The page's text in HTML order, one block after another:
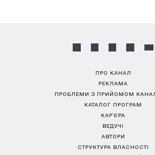
ПРО КАНАЛ
РЕКЛАМА
ПРОБЛЕМИ З ПРИЙОМОМ
КАТАЛОГ ПРОГРАМ
КАР’ЄРА
ВЕДУЧІ
АВТОРИ
СТРУКТУРА ВЛАСНОСТІ